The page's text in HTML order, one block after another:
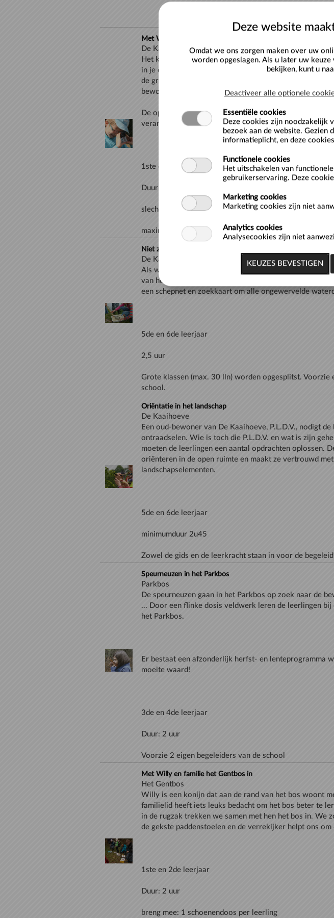
Met Willy en familie de tuin in
De Kaaihoeve
Het konijn Willy en zijn familie houden van de natuur
in je eigen tuin vallen er een heleboel 'natuurdinges' te
de groep mee naar de tuin van De Kaaihoeve en stellen
De opdrachten zijn aangepast aan de leeftijd van de
maximum 25 leerlingen
Niet zomaar water
De Kaaihoeve
Als waterinspecteurs ontdekken de leerlingen de
van het water in de oude Schelde en de vijver van De
Grote klassen (max. 30 lln) worden opgesplitst. Voorzie
school.
Oriëntatie in het landschap
De Kaaihoeve
Een oud-bewoner van De Kaaihoeve, P.L.D.V., nodigt
ontraadselen. Wie is toch die P.L.D.V. en wat is zijn
moeten de leerlingen een aantal opdrachten oplossen.
oriënteren in de open ruimte en maakt ze vertrouwd
Zowel de gids en de leerkracht staan in voor de
Speurneuzen in het Parkbos
Parkbos
De speurneuzen gaan in het Parkbos op zoek naar de
... Door een flinke dosis veldwerk leren de leerlingen bij
Er bestaat een afzonderlijk herfst- en lenteprogramma
Voorzie 2 eigen begeleiders van de school
Met Willy en familie het Gentbos in
Het Gentbos
Willy is een konijn dat aan de rand van het bos woont
familielid heeft iets leuks bedacht om het bos beter te
in de rugzak trekken we samen met hen het bos in. We
Deze website
Omdat we ons zorgen maken over uw
worden opgeslagen. Als u later uw
bekijken, kunt u
Deactiveer alle optionele
Essentiële cookies
Deze cookies zijn noodzakelijk
bezoek aan de website. Gezien
informatieplicht, en deze
Functionele cookies
Het uitschakelen van
gebruikerservaring. Deze
Marketing cookies
Marketing cookies zijn niet
Analytics cookies
Analysecookies zijn niet